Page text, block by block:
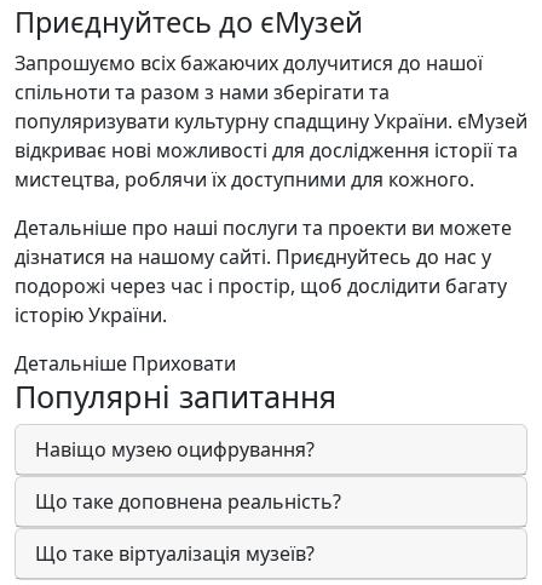
Приєднуйтесь до єМузей
Запрошуємо всіх бажаючих долучитися до нашої
спільноти та разом з нами зберігати та
популяризувати культурну спадщину України. єМузей
відкриває нові можливості для дослідження історії та
мистецтва, роблячи їх доступними для кожного.
Детальніше про наші послуги та проекти ви можете
дізнатися на нашому сайті. Приєднуйтесь до нас у
подорожі через час і простір, щоб дослідити багату
історію України.
Детальніше Приховати
Популярні запитання
Навіщо музею оцифрування?
Що таке доповнена реальність?
Що таке віртуалізація музеїв?